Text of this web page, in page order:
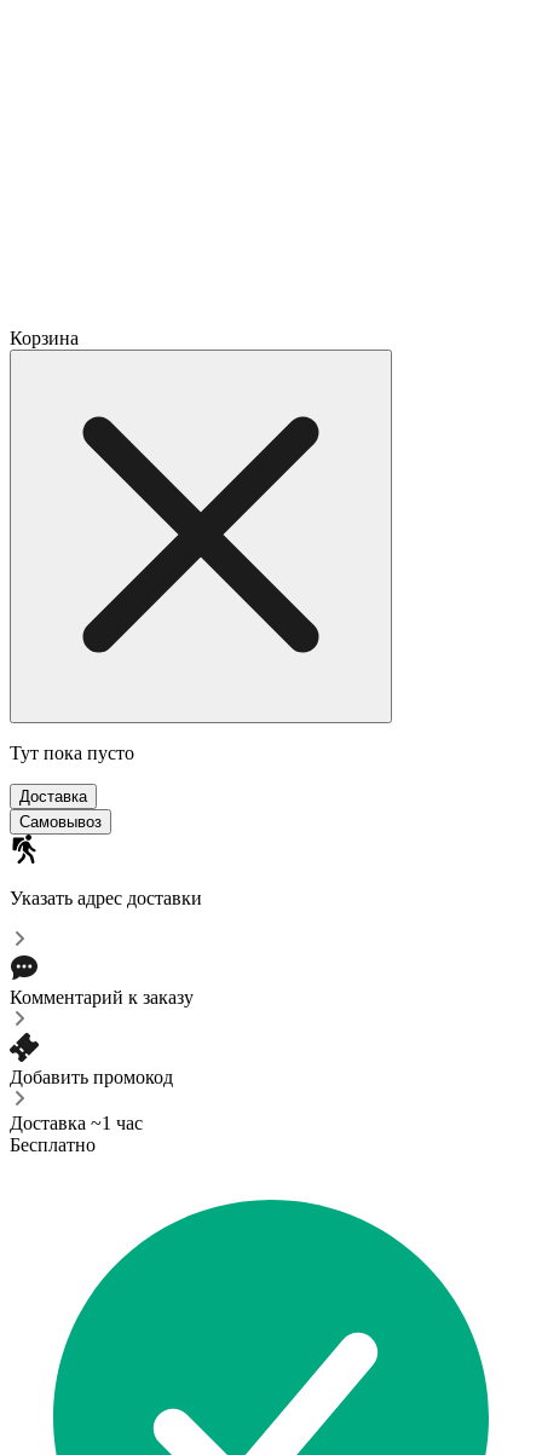
Корзина
Тут пока пусто
Доставка
Самовывоз
Указать адрес доставки
Комментарий к заказу
Добавить промокод
Доставка ~1 час
Бесплатно